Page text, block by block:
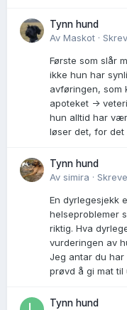
Tynn hund
Av Maskot ·
Første som slår
ikke hun har
avføringen, som
apoteket ->
hun alltid har
løser det, for det
Tynn hund
Av simira ·
En dyrlegesjekk
helseproblemer
riktig. Hva
vurderingen av
Jeg antar du
prøvd å gi mat til
Tynn hund